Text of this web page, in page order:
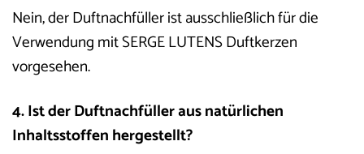
Nein, der Duftnachfüller ist ausschließlich für die
Verwendung mit SERGE LUTENS Duftkerzen
vorgesehen.
4. Ist der Duftnachfüller aus natürlichen
Inhaltsstoffen hergestellt?